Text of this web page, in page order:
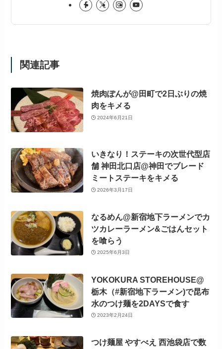
関連記事
焼肉ぽんが@田町で2日ぶりの焼
肉をキメる
2024年6月21日
いきなり！ステーキの次世代型店
舗 神田北口店@神田でブレード
ミートステーキをキメる
2026年3月17日
なるめん@新宿地下ラーメンでカ
ツカレーラーメン&ごはんセット
を喰らう
2025年6月3日
YOKOKURA STOREHOUSE@
栃木（#新宿地下ラーメン)で昆布
水のつけ麺を2DAYSで食す
2023年2月24日
つけ麺屋 やすべえ 西池袋店で数